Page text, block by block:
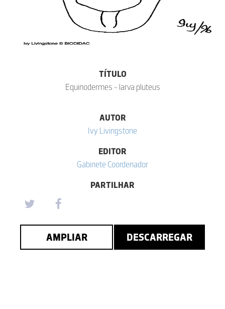
TÍTULO
Equinodermes - larva pluteus
AUTOR
Ivy Livingstone
EDITOR
Gabinete Coordenador
PARTILHAR
AMPLIAR DESCARREGAR